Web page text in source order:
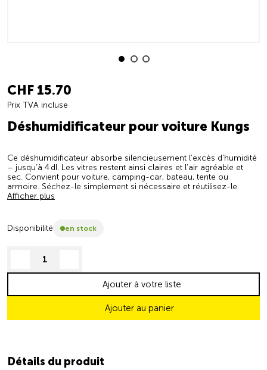
CHF 15.70
Prix TVA incluse
Déshumidificateur pour voiture Kungs
Ce déshumidificateur absorbe silencieusement l’excès d’humidité
– jusqu’à 4 dl. Les vitres restent ainsi claires et l’air agréable et
sec. Convient pour voiture, camping-car, bateau, tente ou
armoire. Séchez-le simplement si nécessaire et réutilisez-le.
Afficher plus
Disponibilité en stock
decrease quantity
Ajouter au panier
Ajouter à votre liste
Détails du produit